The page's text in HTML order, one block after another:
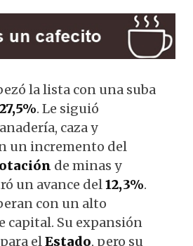
la lista con una suba
27,5%. Le siguió
caza y
un incremento del
de minas y
un avance del12,3%.
con un alto
capital. Su expansión
elEstado, pero su